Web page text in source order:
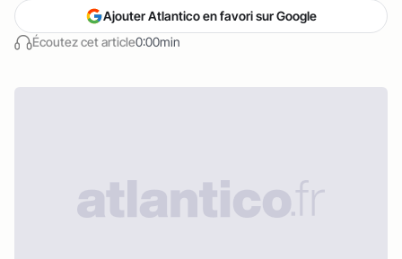
Écoutez cet article0:00min
Ajouter Atlantico en favori sur Google